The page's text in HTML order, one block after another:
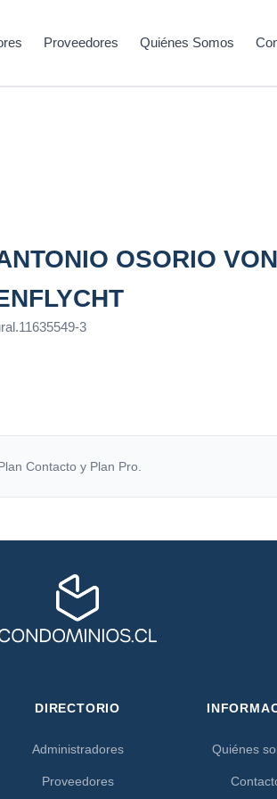
Proveedores Quiénes Somos
OSORIO VON
.11635549-3
Contacto y Plan Pro.
DIRECTORIO
Administradores
Proveedores
Quiénes